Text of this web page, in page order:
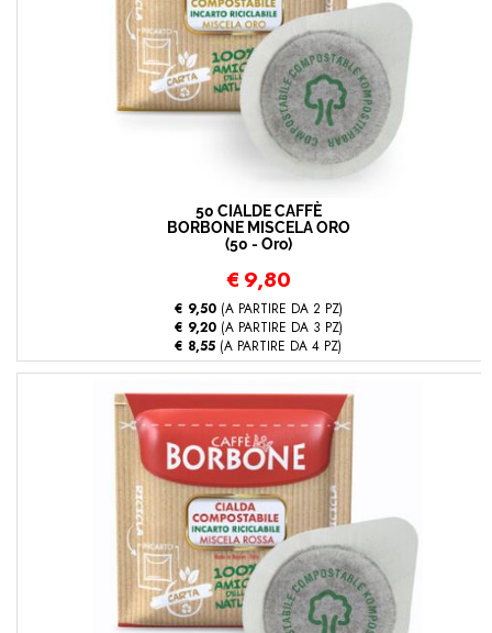
50 CIALDE CAFFÈ
BORBONE MISCELA ORO
(50 - Oro)
€ 9,80
€ 9,50(A PARTIRE DA 2 PZ)
€ 9,20(A PARTIRE DA 3 PZ)
€ 8,55 (A PARTIRE DA 4 PZ)